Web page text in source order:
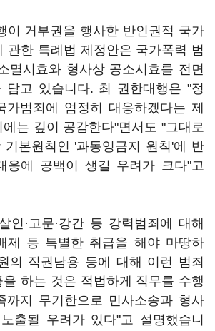
이 거부권을 행사한 반인권적 국가
관한 특례법 제정안은 국가폭력 범
멸시효와 형사상 공소시효를 전면
담고 있습니다. 최 권한대행은 "정
가범죄에 엄정히 대응하겠다는 제
는 깊이 공감한다"면서도 "그대로
기본원칙인 '과동잉금지 원칙'에 반
응에 공백이 생길 우려가 크다"고
인·고문·강간 등 강력범죄에 대해
제 등 특별한 취급을 해야 마땅하
의 직권남용 등에 대해 이런 범죄
하는 것은 적법하게 직무를 수행
까지 무기한으로 민사소송과 형사
출될 우려가 있다"고 설명했습니